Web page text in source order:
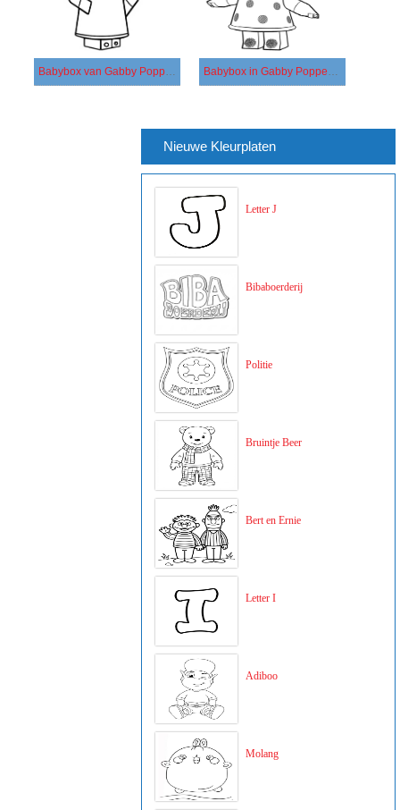
Babybox van Gabby Poppenhuis Babybox in Gabby Poppenhuis
Nieuwe Kleurplaten
Letter J
Bibaboerderij
Politie
Bruintje Beer
Bert en Ernie
Letter I
Adiboo
Molang